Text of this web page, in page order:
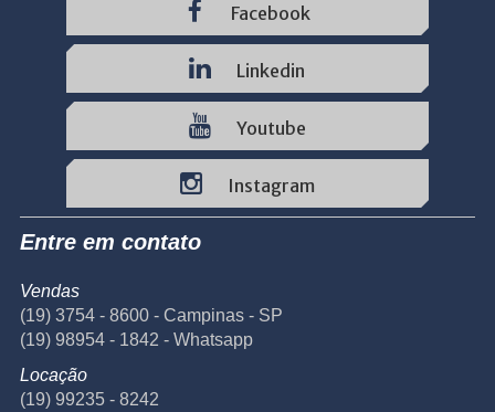
Facebook
Linkedin
Youtube
Instagram
Entre em contato
Vendas
(19) 3754 - 8600 - Campinas - SP
(19) 98954 - 1842 - Whatsapp
Locação
(19) 99235 - 8242